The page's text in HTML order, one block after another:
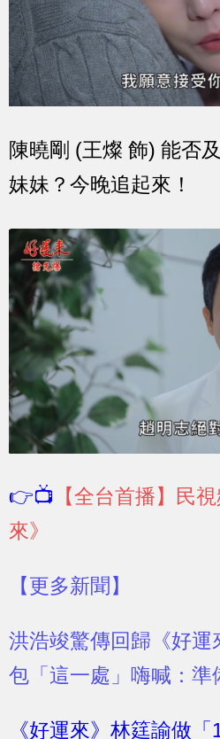
陳曉剛 (王燦 飾) 能否
妹妹？今晚追起來！
👉📺 【全台首播】民
來》
【更多新聞】
洪浩竣驚傳回歸《好運
包「這一處」嗨喊：準
《好運來》林筳諭做